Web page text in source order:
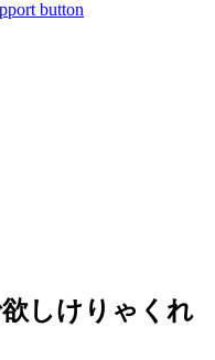
しけりゃくれ